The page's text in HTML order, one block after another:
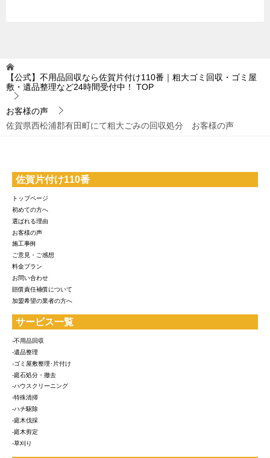
【公式】不用品回収なら佐賀片付け110番｜粗大ゴミ回収・ゴミ屋
敷・遺品整理など24時間受付中！
TOP
お客様の声
佐賀県西松浦郡有田町にて粗大ごみの回収処分 お客様の声
佐賀片付け110番
トップページ
初めての方へ
選ばれる理由
お客様の声
施工事例
ご意見・ご感想
料金プラン
お問い合わせ
賠償責任補償について
加盟希望の業者の方へ
サービス一覧
-不用品回収
-遺品整理
-ゴミ屋敷整理･片付け
-庭石処分・撤去
-ハウスクリーニング
-特殊清掃
-ハチ駆除
-庭木伐採
-庭木剪定
-草刈り